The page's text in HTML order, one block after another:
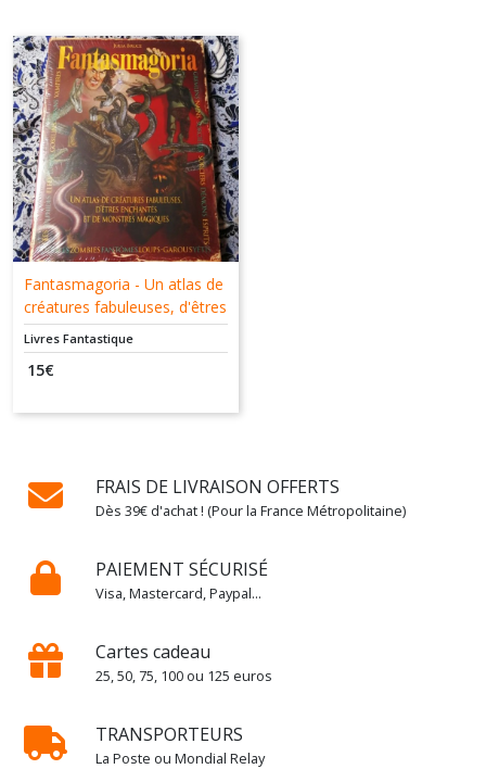
Fantasmagoria - Un atlas de
créatures fabuleuses, d'êtres
enchantés et de monstres
magiques - Julia Bruce - Elcy
- 9782753203273
Livres Fantastique
15€
FRAIS DE LIVRAISON OFFERTS
Dès 39€ d'achat ! (Pour la France Métropolitaine)
PAIEMENT SÉCURISÉ
Visa, Mastercard, Paypal...
Cartes cadeau
25, 50, 75, 100 ou 125 euros
TRANSPORTEURS
La Poste ou Mondial Relay
Thèmes
Littéraires
(10)
Afficher
les
résultats